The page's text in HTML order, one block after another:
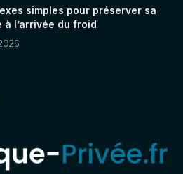
simples pour préserver sa
à l’arrivée du froid